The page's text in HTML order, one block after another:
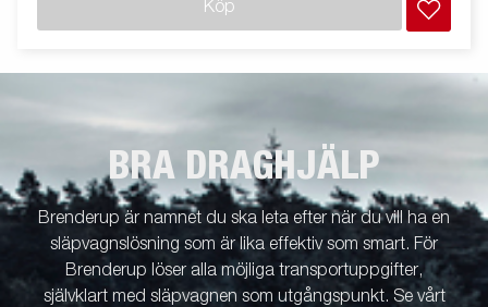
Köp
BRA DRAGHJÄLP
Brenderup är namnet du ska leta efter när du vill ha en
släpvagnslösning som är lika effektiv som smart. För
Brenderup löser alla möjliga transportuppgifter,
självklart med släpvagnen som utgångspunkt. Se vårt